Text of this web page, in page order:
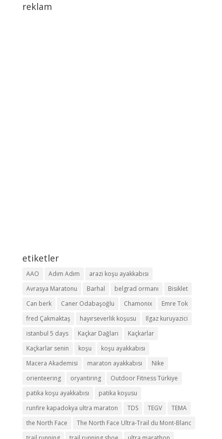
reklam
etiketler
AAO Adım Adım
arazi koşu ayakkabısı
Avrasya Maratonu
Barhal belgrad ormanı
Bisiklet
Can berk
Caner Odabaşoğlu Chamonix
Emre Tok
fred Çakmaktaş
hayırseverlik koşusu
Ilgaz kuruyazici
istanbul 5 days
Kaçkar Dağları
Kaçkarlar
Kaçkarlar senin
koşu
koşu ayakkabısı
Macera Akademisi
maraton ayakkabısı
Nike
orienteering
oryantiring
Outdoor Fitness Türkiye
patika koşu ayakkabısı
patika koşusu
runfire kapadokya ultra maraton
TDS TEGV
TEMA
the North Face
The North Face Ultra-Trail du Mont-Blanc